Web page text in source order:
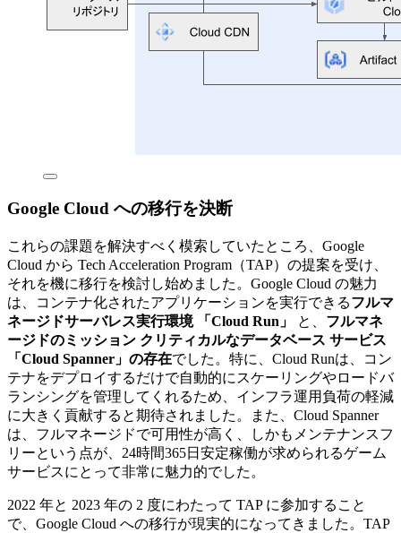
Google Cloud への移行を決断
これらの課題を解決すべく模索していたところ、Google
Cloud から Tech Acceleration Program（TAP）の提案を受け、
それを機に移行を検討し始めました。Google Cloud の魅力
は、コンテナ化されたアプリケーションを実行できるフルマ
ネージドサーバレス実行環境 「Cloud Run」
と、 フルマネ
ージドのミッション クリティカルなデータベース サービス
「Cloud Spanner」の存在でした。特に、Cloud Runは、コン
テナをデプロイするだけで自動的にスケーリングやロードバ
ランシングを管理してくれるため、インフラ運用負荷の軽減
に大きく貢献すると期待されました。また、Cloud Spanner
は、フルマネージドで可用性が高く、しかもメンテナンスフ
リーという点が、24時間365日安定稼働が求められるゲーム
サービスにとって非常に魅力的でした。
2022 年と 2023 年の 2 度にわたって TAP に参加すること
で、Google Cloud への移行が現実的になってきました。TAP